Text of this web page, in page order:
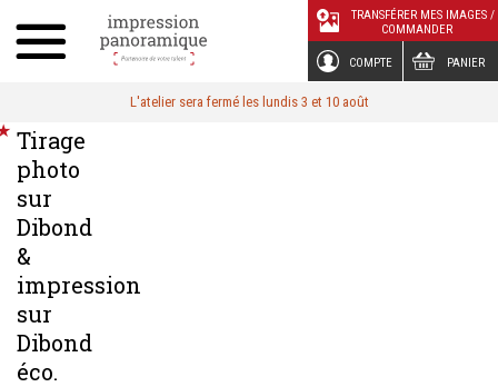
COMPTE PANIER
TRANSFÉRER MES IMAGES /
COMMANDER
L'atelier sera fermé les lundis 3 et 10 août
Tirage
photo
sur
Dibond
&
impression
sur
Dibond
éco.